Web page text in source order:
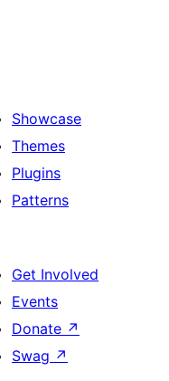
Showcase
Themes
Plugins
Patterns
Get Involved
Events
Donate ↗
Swag ↗